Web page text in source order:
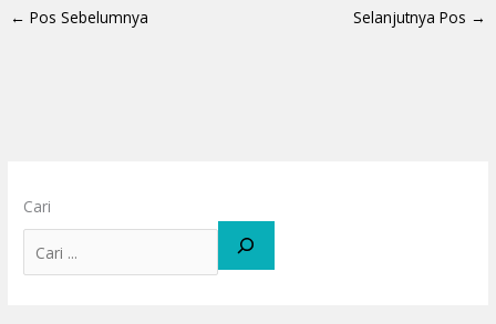
← Pos Sebelumnya Selanjutnya Pos →
Cari